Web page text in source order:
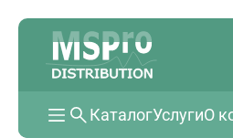
КаталогУслугиО